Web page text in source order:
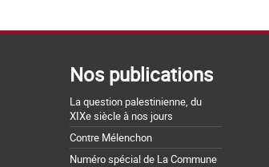
Nos publications
La question palestinienne, du
XIXe siècle à nos jours
Contre Mélenchon
Numéro spécial de La Commune